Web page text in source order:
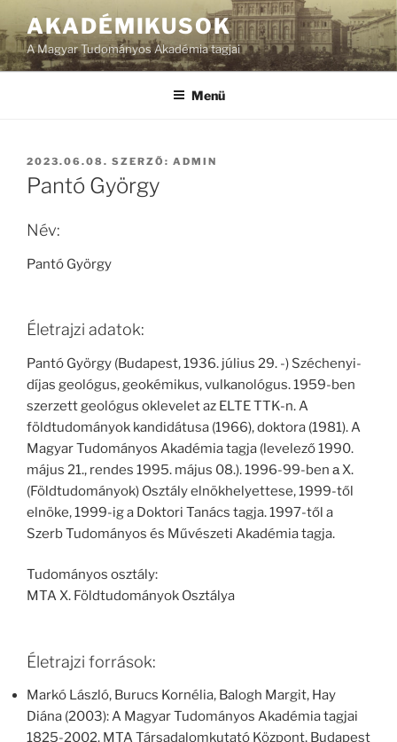
AKADÉMIKUSOK
A Magyar Tudományos Akadémia tagjai
Menü
BEKÜLDVE:
2023.06.08. SZERZŐ: ADMIN
Pantó György
Név:
Pantó György
Életrajzi adatok:
Pantó György (Budapest, 1936. július 29. -) Széchenyi-
díjas geológus, geokémikus, vulkanológus. 1959-ben
szerzett geológus oklevelet az ELTE TTK-n. A
földtudományok kandidátusa (1966), doktora (1981). A
Magyar Tudományos Akadémia tagja (levelező 1990.
május 21., rendes 1995. május 08.). 1996-99-ben а X.
(Földtudományok) Osztály elnökhelyettese, 1999-től
elnöke, 1999-ig a Doktori Tanács tagja. 1997-től a
Szerb Tudományos és Művészeti Akadémia tagja.
Tudományos osztály:
MTA X. Földtudományok Osztálya
Életrajzi források:
Markó László, Burucs Kornélia, Balogh Margit, Hay
Diána (2003): A Magyar Tudományos Akadémia tagjai
1825-2002. MTA Társadalomkutató Központ, Budapest